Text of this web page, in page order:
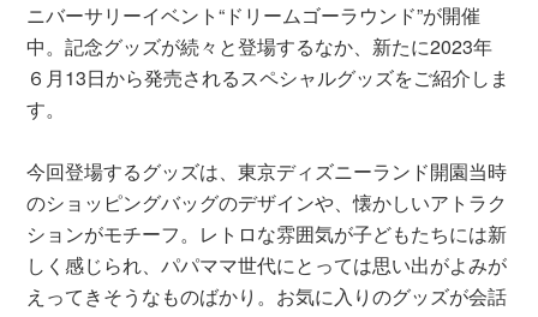
ニバーサリーイベント“ドリームゴーラウンド”が開催
中。記念グッズが続々と登場するなか、新たに2023年
６月13日から発売されるスペシャルグッズをご紹介しま
す。
今回登場するグッズは、東京ディズニーランド開園当時
のショッピングバッグのデザインや、懐かしいアトラク
ションがモチーフ。レトロな雰囲気が子どもたちには新
しく感じられ、パパママ世代にとっては思い出がよみが
えってきそうなものばかり。お気に入りのグッズが会話